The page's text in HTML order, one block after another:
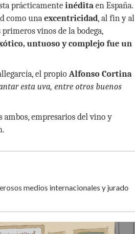
prácticamenteinéditaen España.
como unaexcentricidad, al fin y al
vinos de la bodega,
untuoso y complejo fue un
el propioAlfonso Cortina
esta uva, entre otros buenos
ambos, empresarios del vino y
medios internacionales y jurado